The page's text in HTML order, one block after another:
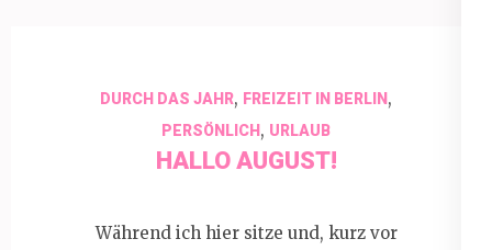
DURCH DAS JAHR, FREIZEIT IN BERLIN ,
PERSÖNLICH , URLAUB
HALLO AUGUST!
Während ich hier sitze und, kurz vor